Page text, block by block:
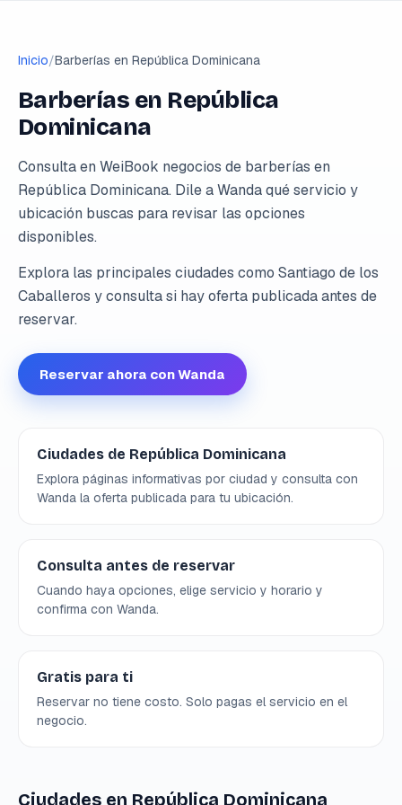
Inicio/Barberías en República Dominicana
Barberías en República
Dominicana
Consulta en WeiBook negocios de barberías en
República Dominicana. Dile a Wanda qué servicio y
ubicación buscas para revisar las opciones
disponibles.
Explora las principales ciudades como Santiago de los
Caballeros y consulta si hay oferta publicada antes de
reservar.
Reservar ahora con Wanda
Ciudades de República Dominicana
Explora páginas informativas por ciudad y consulta con
Wanda la oferta publicada para tu ubicación.
Consulta antes de reservar
Cuando haya opciones, elige servicio y horario y
confirma con Wanda.
Gratis para ti
Reservar no tiene costo. Solo pagas el servicio en el
negocio.
Ciudades en República Dominicana